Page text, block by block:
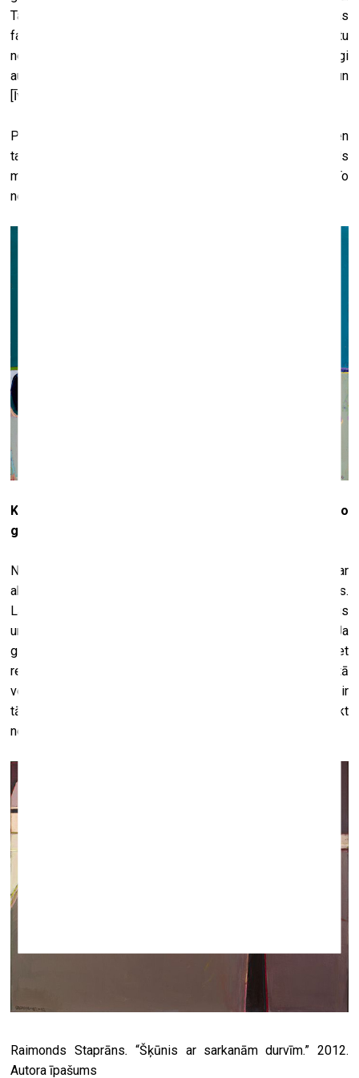
Tajā laikā Kalifornijas Universitātes Bērklijā glezniecības
fakultāte definēja – tev jāglezno bezpriekšmetiski, bez tā tu
nevari iztikt. Modē bija abstraktā glezniecība, milzīgi
audekli. Arī es gleznoju lielos audeklus [Viktora] Vazarelli un
[Īva] Kleina garā.
Protams, kad ar kritisku aci skaties, tu redzi, ka bieži vien
tas ir liels audekls, bet maza glezniņa. Un reizēm cits ir tāds
meistars, kurš uzglezno mazu glezniņu, bet tā ir liela. To
nevar aprēķināt.
Kad par to runājat, šķiet, ka jūs uz bezpriekšmetisko
glezniecību raugāties nedaudz skeptiski un ironiski.
Ne pārāk. Es arī savus tagadējos darbus uzskatu par
abstrakcijām – formas ir reālistiskas, bet tomēr abstraktas.
Lai arī lielāko daļu no milzīgajiem audekliem esmu sagriezis
un pārgleznojis, neesmu no abstrakcijas nekur aizgājis. Ja
gleznoju kādu priekšmetu, es uz to pa daļai skatos, bet
rezultāts nav reālistisks – es to pārstrādāju abstraktā
veidā. Man tā vismaz liekas. Bet vispār, gleznojot man ir
tāds cinisks skatījums. (
.) Bez tā mūsdienās iztikt
nevar.
Raimonds Staprāns.“Šķūnis ar sarkanām durvīm.” 2012.
Autora īpašums